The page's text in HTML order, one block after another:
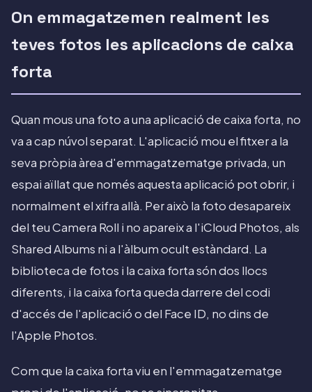
On emmagatzemen realment les
teves fotos les aplicacions de caixa
forta
Quan mous una foto a una aplicació de caixa forta, no
va a cap núvol separat. L'aplicació mou el fitxer a la
seva pròpia àrea d'emmagatzematge privada, un
espai aïllat que només aquesta aplicació pot obrir, i
normalment el xifra allà. Per això la foto desapareix
del teu Camera Roll i no apareix a l'iCloud Photos, als
Shared Albums ni a l'àlbum ocult estàndard. La
biblioteca de fotos i la caixa forta són dos llocs
diferents, i la caixa forta queda darrere del codi
d'accés de l'aplicació o del Face ID, no dins de
l'Apple Photos.
Com que la caixa forta viu en l'emmagatzematge